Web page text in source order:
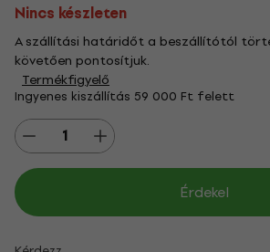
Nincs készleten
A szállítási határidőt a beszállítótól
követően pontosítjuk.
Termékfigyelő
Ingyenes kiszállítás 59 000 Ft felett
Érdekel